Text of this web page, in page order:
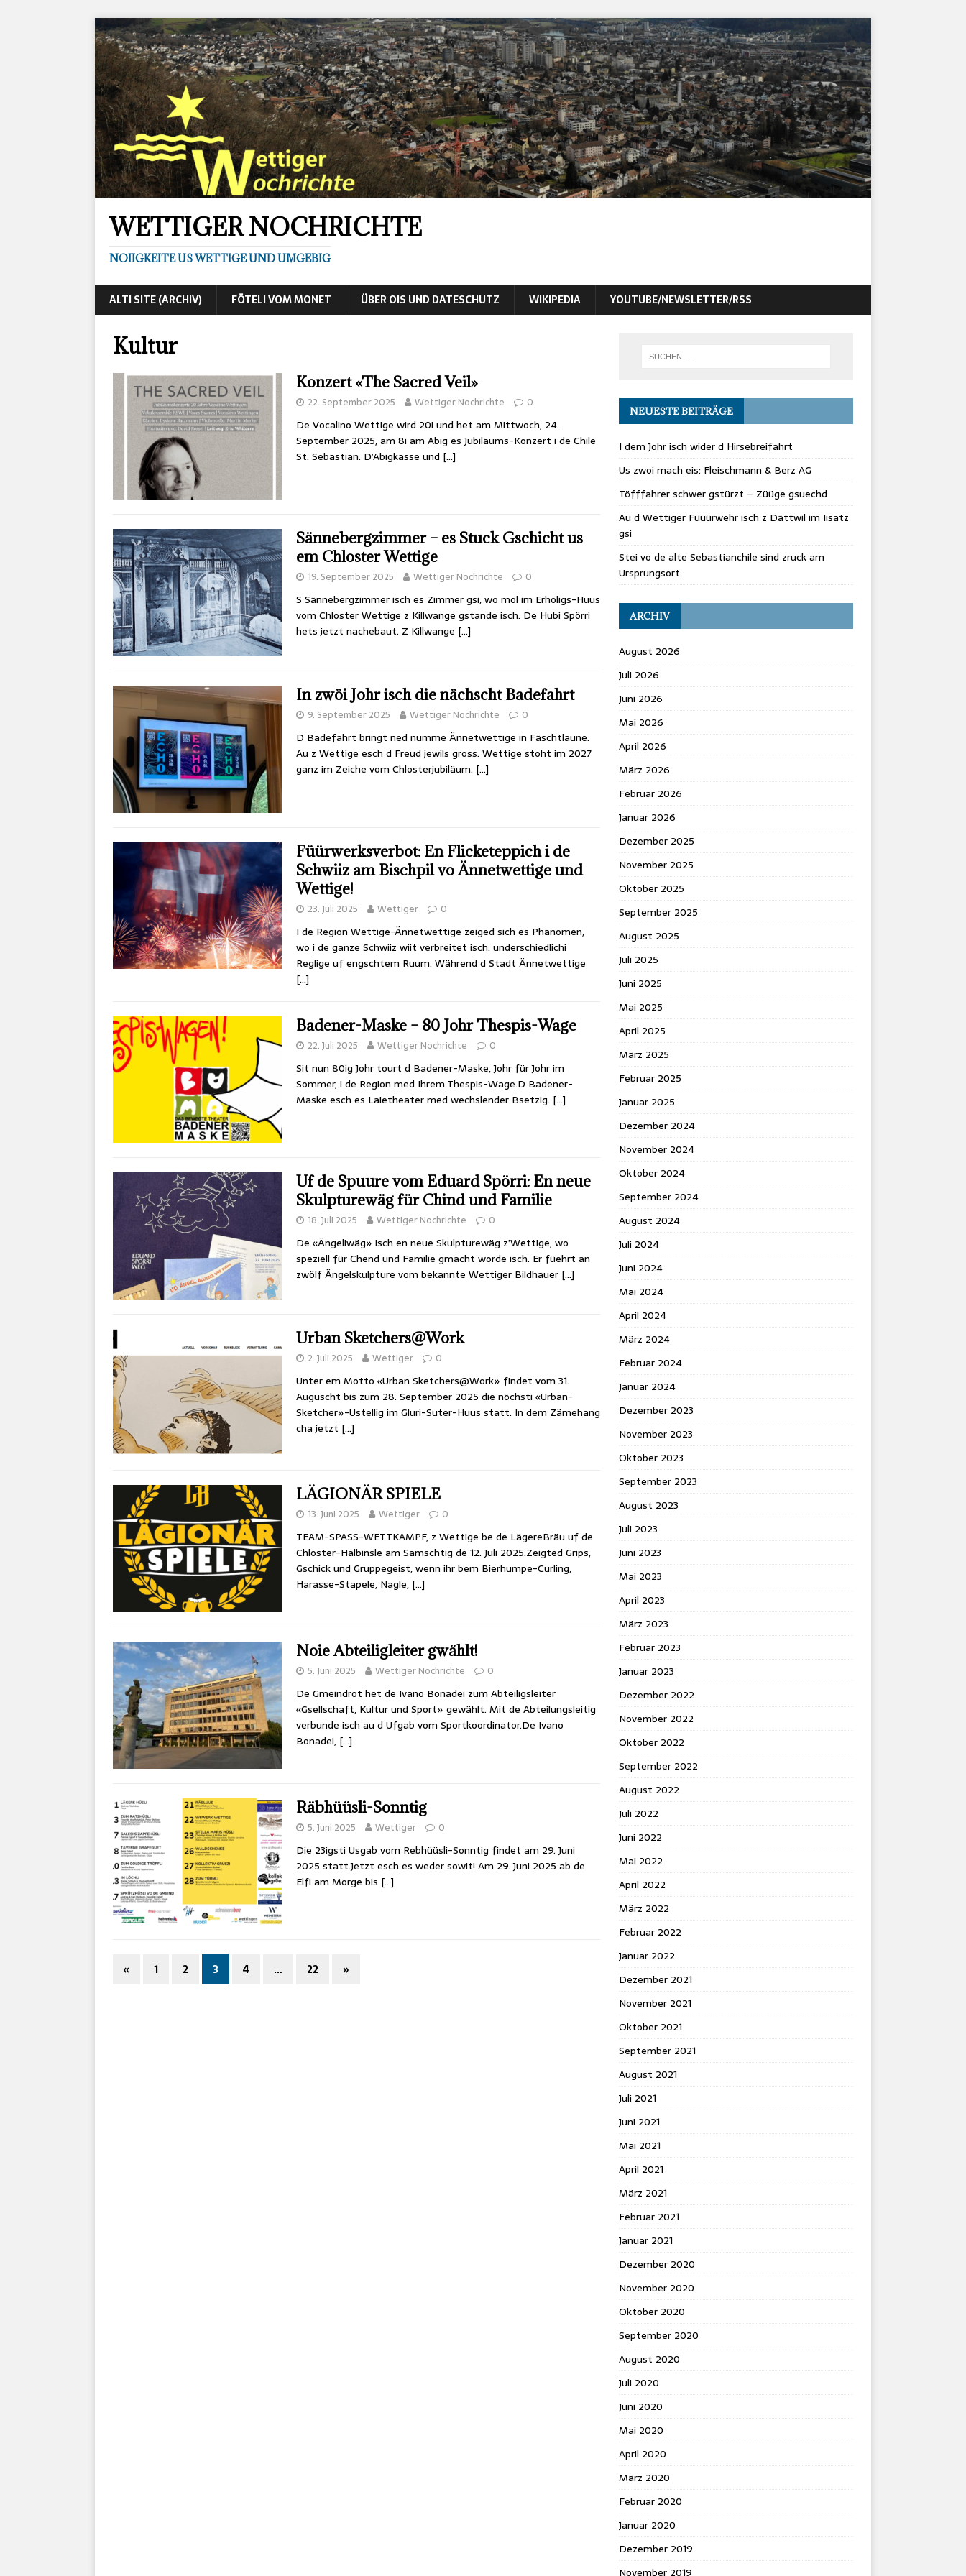
WETTIGER NOCHRICHTE
NOIIGKEITE US WETTIGE UND UMGEBIG
ALTI SITE (ARCHIV) FÖTELI VOM MONET ÜBER OIS UND DATESCHUTZ WIKIPEDIA YOUTUBE/NEWSLETTER/RSS
Kultur
Konzert «The Sacred Veil»
22. September 2025 Wettiger Nochrichte 0
De Vocalino Wettige wird 20i und het am Mittwoch, 24.
September 2025, am 8i am Abig es Jubiläums-Konzert i de Chile
St. Sebastian. D’Abigkasse und […]
Sännebergzimmer – es Stuck Gschicht us
em Chloster Wettige
19. September 2025 Wettiger Nochrichte 0
S Sännebergzimmer isch es Zimmer gsi, wo mol im Erholigs-Huus
vom Chloster Wettige z Killwange gstande isch. De Hubi Spörri
hets jetzt nachebaut. Z Killwange […]
In zwöi Johr isch die nächscht Badefahrt
9. September 2025 Wettiger Nochrichte 0
D Badefahrt bringt ned numme Ännetwettige in Fäschtlaune.
Au z Wettige esch d Freud jewils gross. Wettige stoht im 2027
ganz im Zeiche vom Chlosterjubiläum. […]
Füürwerksverbot: En Flicketeppich i de
Schwiiz am Bischpil vo Ännetwettige und
Wettige!
23. Juli 2025 Wettiger 0
I de Region Wettige-Ännetwettige zeiged sich es Phänomen,
wo i de ganze Schwiiz wiit verbreitet isch: underschiedlichi
Reglige uf engschtem Ruum. Während d Stadt Ännetwettige
[…]
Badener-Maske – 80 Johr Thespis-Wage
22. Juli 2025 Wettiger Nochrichte 0
Sit nun 80ig Johr tourt d Badener-Maske, Johr für Johr im
Sommer, i de Region med Ihrem Thespis-Wage.D Badener-
Maske esch es Laietheater med wechslender Bsetzig. […]
Uf de Spuure vom Eduard Spörri: En neue
Skulpturewäg für Chind und Familie
18. Juli 2025 Wettiger Nochrichte 0
De «Ängeliwäg» isch en neue Skulpturewäg z’Wettige, wo
speziell für Chend und Familie gmacht worde isch. Er füehrt an
zwölf Ängelskulpture vom bekannte Wettiger Bildhauer […]
Urban Sketchers@Work
2. Juli 2025 Wettiger 0
Unter em Motto «Urban Sketchers@Work» findet vom 31.
Auguscht bis zum 28. September 2025 die nöchsti «Urban-
Sketcher»-Ustellig im Gluri-Suter-Huus statt. In dem Zämehang
cha jetzt […]
LÄGIONÄR SPIELE
13. Juni 2025 Wettiger 0
TEAM-SPASS-WETTKAMPF, z Wettige be de LägereBräu uf de
Chloster-Halbinsle am Samschtig de 12. Juli 2025.Zeigted Grips,
Gschick und Gruppegeist, wenn ihr bem Bierhumpe-Curling,
Harasse-Stapele, Nagle, […]
Noie Abteiligleiter gwählt!
5. Juni 2025 Wettiger Nochrichte 0
De Gmeindrot het de Ivano Bonadei zum Abteiligsleiter
«Gsellschaft, Kultur und Sport» gewählt. Mit de Abteilungsleitig
verbunde isch au d Ufgab vom Sportkoordinator.De Ivano
Bonadei, […]
Räbhüüsli-Sonntig
5. Juni 2025 Wettiger 0
Die 23igsti Usgab vom Rebhüüsli-Sonntig findet am 29. Juni
2025 statt.Jetzt esch es weder sowit! Am 29. Juni 2025 ab de
Elfi am Morge bis […]
« 1 2 3 4 … 22 »
NEUESTE BEITRÄGE
I dem Johr isch wider d Hirsebreifahrt
Us zwoi mach eis: Fleischmann & Berz AG
Töfffahrer schwer gstürzt – Züüge gsuechd
Au d Wettiger Füüürwehr isch z Dättwil im Iisatz
gsi
Stei vo de alte Sebastianchile sind zruck am
Ursprungsort
ARCHIV
August 2026
Juli 2026
Juni 2026
Mai 2026
April 2026
März 2026
Februar 2026
Januar 2026
Dezember 2025
November 2025
Oktober 2025
September 2025
August 2025
Juli 2025
Juni 2025
Mai 2025
April 2025
März 2025
Februar 2025
Januar 2025
Dezember 2024
November 2024
Oktober 2024
September 2024
August 2024
Juli 2024
Juni 2024
Mai 2024
April 2024
März 2024
Februar 2024
Januar 2024
Dezember 2023
November 2023
Oktober 2023
September 2023
August 2023
Juli 2023
Juni 2023
Mai 2023
April 2023
März 2023
Februar 2023
Januar 2023
Dezember 2022
November 2022
Oktober 2022
September 2022
August 2022
Juli 2022
Juni 2022
Mai 2022
April 2022
März 2022
Februar 2022
Januar 2022
Dezember 2021
November 2021
Oktober 2021
September 2021
August 2021
Juli 2021
Juni 2021
Mai 2021
April 2021
März 2021
Februar 2021
Januar 2021
Dezember 2020
November 2020
Oktober 2020
September 2020
August 2020
Juli 2020
Juni 2020
Mai 2020
April 2020
März 2020
Februar 2020
Januar 2020
Dezember 2019
November 2019